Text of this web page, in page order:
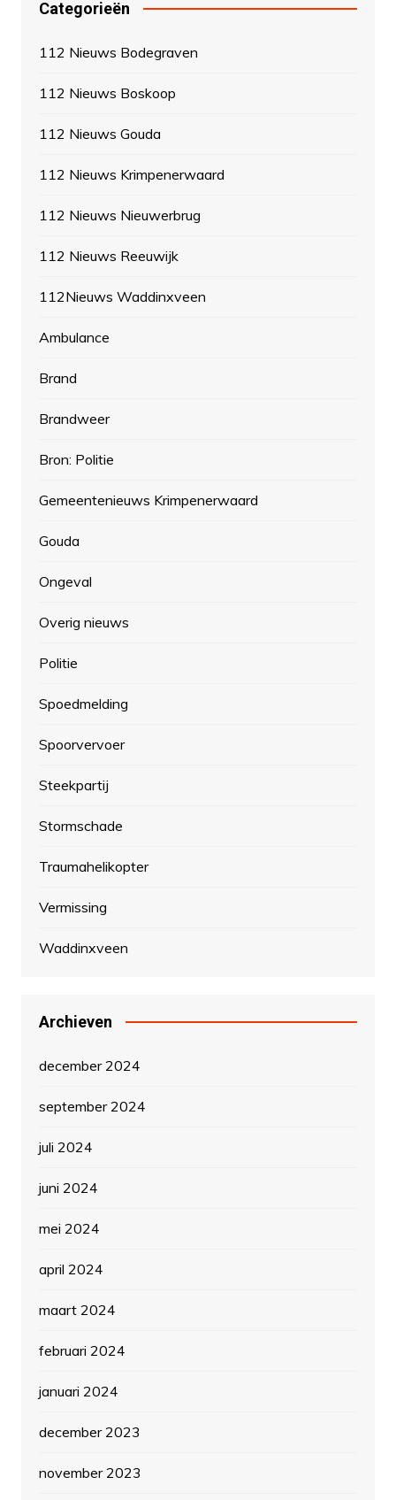
Categorieën
112 Nieuws Bodegraven
112 Nieuws Boskoop
112 Nieuws Gouda
112 Nieuws Krimpenerwaard
112 Nieuws Nieuwerbrug
112 Nieuws Reeuwijk
112Nieuws Waddinxveen
Ambulance
Brand
Brandweer
Bron: Politie
Gemeentenieuws Krimpenerwaard
Gouda
Ongeval
Overig nieuws
Politie
Spoedmelding
Spoorvervoer
Steekpartij
Stormschade
Traumahelikopter
Vermissing
Waddinxveen
Archieven
december 2024
september 2024
juli 2024
juni 2024
mei 2024
april 2024
maart 2024
februari 2024
januari 2024
december 2023
november 2023